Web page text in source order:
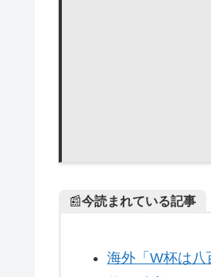
📰今読まれている記事
海外「W杯は八